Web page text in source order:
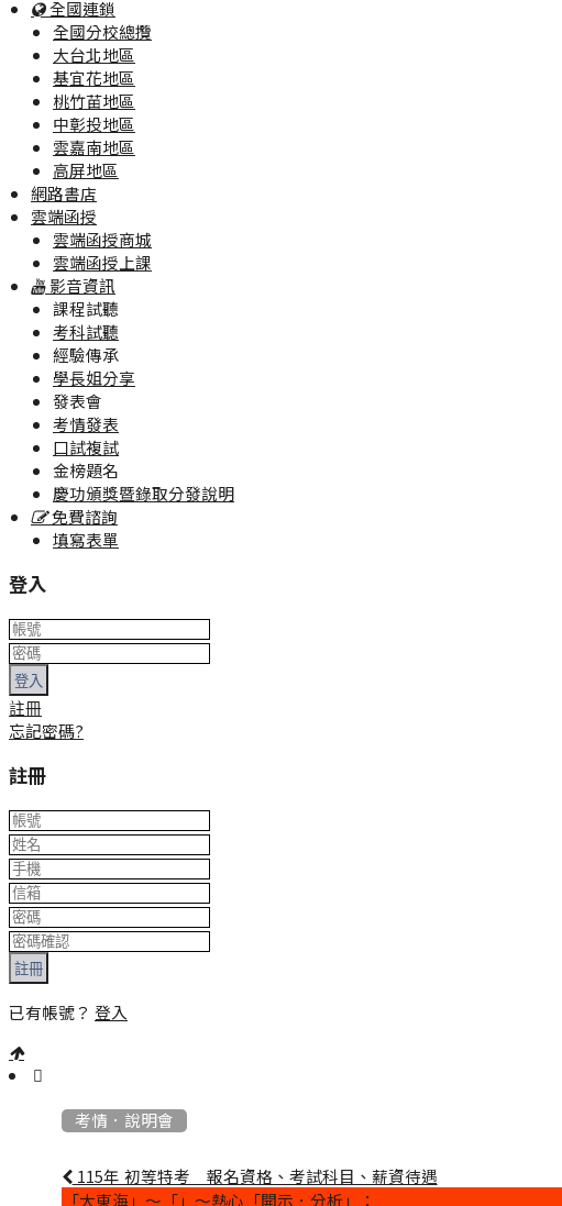
全國連鎖
全國分校總攬
大台北地區
基宜花地區
桃竹苗地區
中彰投地區
雲嘉南地區
高屏地區
網路書店
雲端函授
雲端函授商城
雲端函授上課
影音資訊
課程試聽
考科試聽
經驗傳承
學長姐分享
發表會
考情發表
口試複試
金榜題名
慶功頒獎暨錄取分發說明
免費諮詢
填寫表單
登入
登入
註冊
忘記密碼?
註冊
註冊
已有帳號？ 登入
::: 考情．說明會
115年 初等特考 報名資格、考試科目、薪資待遇
「大東海」～「」～熱心「開示．分析」：